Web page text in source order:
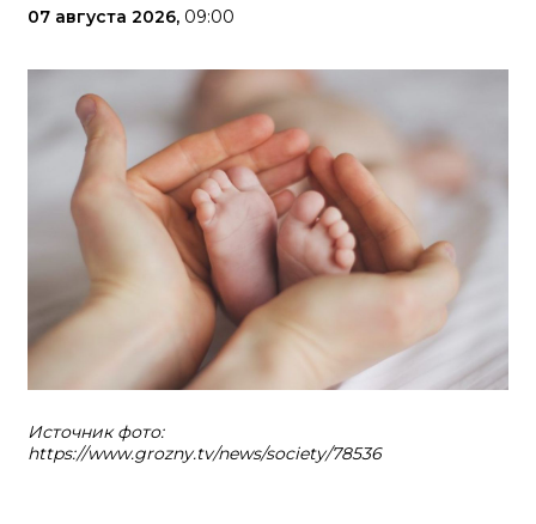
07 августа 2026, 09:00
Источник фото:
https://www.grozny.tv/news/society/78536